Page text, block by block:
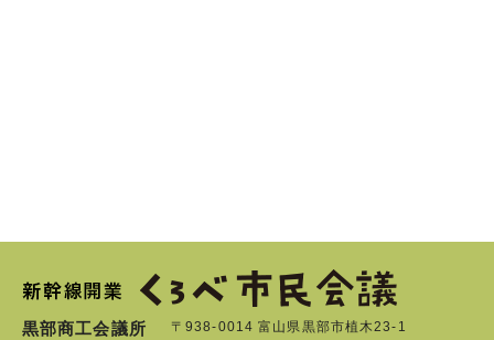
黒部商工会議所
〒938-0014 富山県黒部市植木23-1